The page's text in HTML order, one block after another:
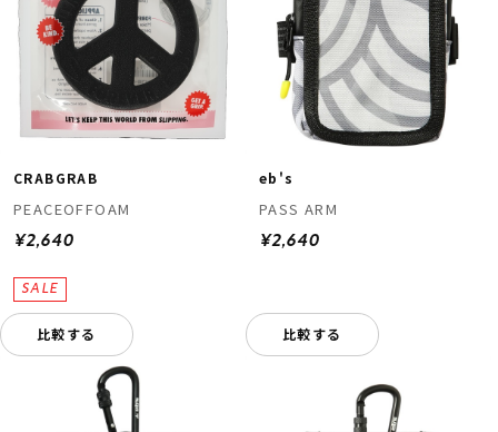
CRABGRAB
PEACEOFFOAM
¥2,640
比較する
eb's
PASS ARM
¥2,640
比較する